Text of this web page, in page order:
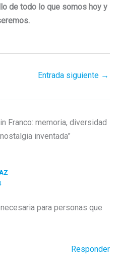
de todo lo que somos hoy y
Entrada siguiente →
Franco: memoria, diversidad
inventada”
para personas que
Responder